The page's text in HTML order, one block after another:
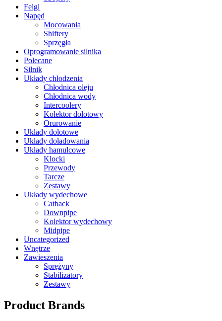
Felgi
Napęd
Mocowania
Shiftery
Sprzęgła
Oprogramowanie silnika
Polecane
Silnik
Układy chłodzenia
Chłodnica oleju
Chłodnica wody
Intercoolery
Kolektor dolotowy
Orurowanie
Układy dolotowe
Układy doładowania
Układy hamulcowe
Klocki
Przewody
Tarcze
Zestawy
Układy wydechowe
Catback
Downpipe
Kolektor wydechowy
Midpipe
Uncategorized
Wnętrze
Zawieszenia
Sprężyny
Stabilizatory
Zestawy
Product Brands